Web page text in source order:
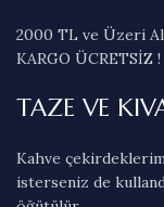
2000 TL ve Üzeri
KARGO ÜCRETSİZ !
TAZE VE
Kahve
isterseniz de